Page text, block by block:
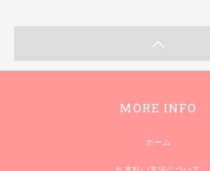
MORE INFO
ホーム